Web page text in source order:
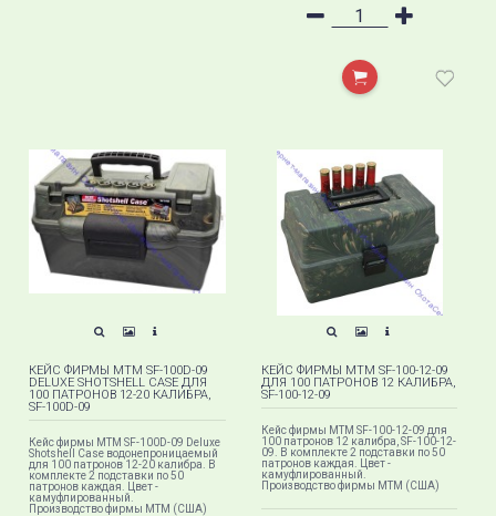
КЕЙС ФИРМЫ MTM SF-100D-09
DELUXE SHOTSHELL CASE ДЛЯ
100 ПАТРОНОВ 12-20 КАЛИБРА,
SF-100D-09
Кейс фирмы MTM SF-100D-09 Deluxe
Shotshell Case водонепроницаемый
для 100 патронов 12-20 калибра. В
комплекте 2 подставки по 50
патронов каждая. Цвет -
камуфлированный.
Производство фирмы МТМ (США)
КЕЙС ФИРМЫ MTM SF-100-12-09
ДЛЯ 100 ПАТРОНОВ 12 КАЛИБРА,
SF-100-12-09
Кейс фирмы MTM SF-100-12-09 для
100 патронов 12 калибра, SF-100-12-
09. В комплекте 2 подставки по 50
патронов каждая. Цвет -
камуфлированный.
Производство фирмы МТМ (США)